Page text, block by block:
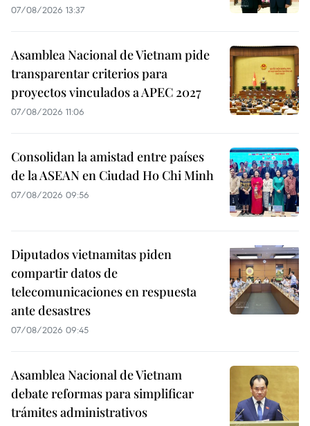
07/08/2026 13:37
Asamblea Nacional de Vietnam pide
transparentar criterios para
proyectos vinculados a APEC 2027
07/08/2026 11:06
Consolidan la amistad entre países
de la ASEAN en Ciudad Ho Chi Minh
07/08/2026 09:56
Diputados vietnamitas piden
compartir datos de
telecomunicaciones en respuesta
ante desastres
07/08/2026 09:45
Asamblea Nacional de Vietnam
debate reformas para simplificar
trámites administrativos